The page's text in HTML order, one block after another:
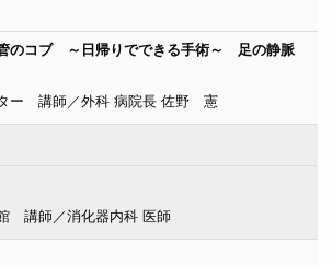
のコブ ～日帰りでできる手術～ 足の静脈
ー 講師／外科 病院長 佐野 憲
講師／消化器内科 医師